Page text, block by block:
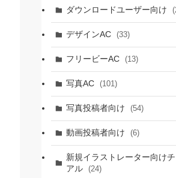
ダウンロードユーザー向け
デザインAC (33)
フリービーAC (13)
写真AC (101)
写真投稿者向け (54)
動画投稿者向け (6)
新規イラストレーター向け
アル (24)